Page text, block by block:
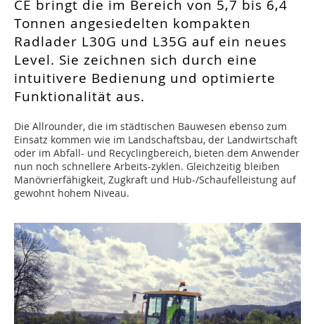
CE bringt die im Bereich von 5,7 bis 6,4
Tonnen angesiedelten kompakten
Radlader L30G und L35G auf ein neues
Level. Sie zeichnen sich durch eine
intuitivere Bedienung und optimierte
Funktionalität aus.
Die Allrounder, die im städtischen Bauwesen ebenso zum
Einsatz kommen wie im Landschaftsbau, der Landwirtschaft
oder im Abfall- und Recyclingbereich, bieten dem Anwender
nun noch schnellere Arbeits-zyklen. Gleichzeitig bleiben
Manövrierfähigkeit, Zugkraft und Hub-/Schaufelleistung auf
gewohnt hohem Niveau.